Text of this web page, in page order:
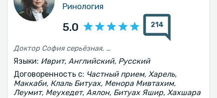
Ринология
5.0 214
Доктор София серьёзная, профессиональная, ответственная Я был очень доволен диагностикой и лечением Всё прошло хорошо
Языки: Иврит, Английский, Русский
Договоренность с: Частный прием, Харель,
Маккаби, Клаль Битуах, Менора Мивтахим,
Леумит, Меухедет, Аялон, Битуах Яшир, Хахшара